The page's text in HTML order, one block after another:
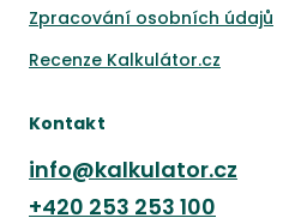
Zpracování osobních údajů
Recenze Kalkulátor.cz
Kontakt
info@kalkulator.cz
+420 253 253 100